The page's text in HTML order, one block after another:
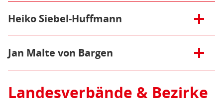
Öffnen/Schließen:
Heiko Siebel-Huffmann
Öffnen/Schließen:
Jan Malte von Bargen
Landesverbände & Bezirke